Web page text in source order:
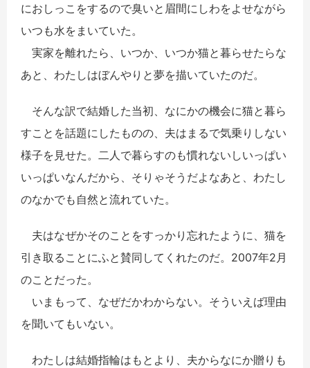
におしっこをするので臭いと眉間にしわをよせながら
いつも水をまいていた。
実家を離れたら、いつか、いつか猫と暮らせたらな
あと、わたしはぼんやりと夢を描いていたのだ。
そんな訳で結婚した当初、なにかの機会に猫と暮ら
すことを話題にしたものの、夫はまるで気乗りしない
様子を見せた。二人で暮らすのも慣れないしいっぱい
いっぱいなんだから、そりゃそうだよなあと、わたし
のなかでも自然と流れていた。
夫はなぜかそのことをすっかり忘れたように、猫を
引き取ることにふと賛同してくれたのだ。2007年2月
のことだった。
いまもって、なぜだかわからない。そういえば理由
を聞いてもいない。
わたしは結婚指輪はもとより、夫からなにか贈りも